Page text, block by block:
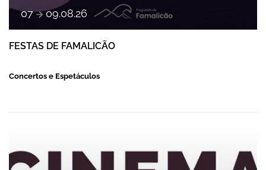
07 a 09.08.26
FESTAS DE FAMALICÃO
Concertos e Espetáculos